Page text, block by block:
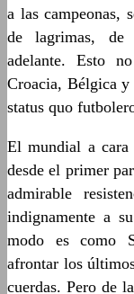
a las campeonas,
de lagrimas, de
adelante. Esto
Croacia, Bélgica y
status quo
El mundial a
desde el primer
admirable
indignamente a
modo es como
afrontar los
cuerdas. Pero de